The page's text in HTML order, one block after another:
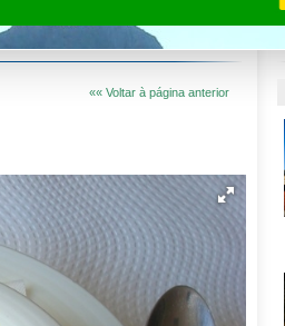
«« Voltar à página anterior